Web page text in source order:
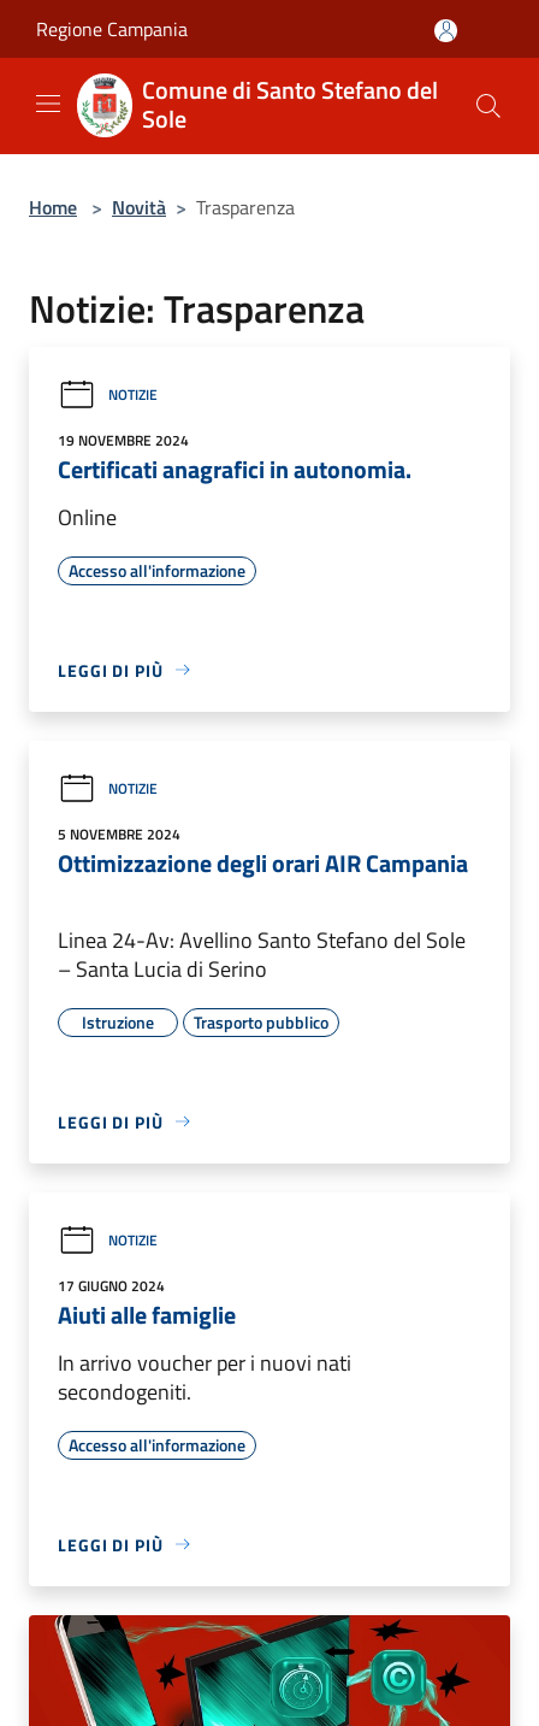
Regione Campania
Comune di Santo Stefano del
Sole
Home > Novità > Trasparenza
Notizie: Trasparenza
NOTIZIE
19 NOVEMBRE 2024
Certificati anagrafici in autonomia.
Online
Accesso all'informazione
LEGGI DI PIÙ
NOTIZIE
5 NOVEMBRE 2024
Ottimizzazione degli orari AIR Campania
Linea 24-Av: Avellino Santo Stefano del Sole
– Santa Lucia di Serino
Istruzione Trasporto pubblico
LEGGI DI PIÙ
NOTIZIE
17 GIUGNO 2024
Aiuti alle famiglie
In arrivo voucher per i nuovi nati
secondogeniti.
Accesso all'informazione
LEGGI DI PIÙ